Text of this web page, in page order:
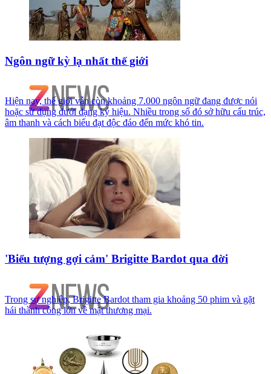
Ngôn ngữ kỳ lạ nhất thế giới
Hiện nay, thế giới vẫn còn khoảng 7.000 ngôn ngữ đang được nói
hoặc sử dụng dưới dạng ký hiệu. Nhiều trong số đó sở hữu cấu trúc,
âm thanh và cách biểu đạt độc đáo đến mức khó tin.
'Biểu tượng gợi cảm' Brigitte Bardot qua đời
Trong sự nghiệp, Brigitte Bardot tham gia khoảng 50 phim và gặt
hái thành công lớn về mặt thương mại.